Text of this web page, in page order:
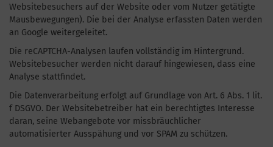
Websitebesuchers auf der Website oder vom Nutzer getätigte
Mausbewegungen). Die bei der Analyse erfassten Daten werden
an Google weitergeleitet.
Die reCAPTCHA-Analysen laufen vollständig im Hintergrund.
Websitebesucher werden nicht darauf hingewiesen, dass eine
Analyse stattfindet.
Die Datenverarbeitung erfolgt auf Grundlage von Art. 6 Abs. 1 lit.
f DSGVO. Der Websitebetreiber hat ein berechtigtes Interesse
daran, seine Webangebote vor missbräuchlicher
automatisierter Ausspähung und vor SPAM zu schützen.